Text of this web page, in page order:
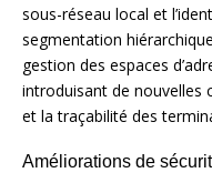
sous-réseau local et
segmentation
gestion des espaces
introduisant de nouvelles
et la traçabilité des
Améliorations de